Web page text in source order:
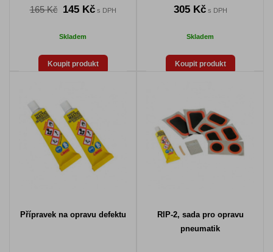
165 Kč 145 Kčs DPH
Skladem
Koupit produkt
305 Kčs DPH
Skladem
Koupit produkt
Přípravek na opravu defektu
RIP-2, sada pro opravu
pneumatik